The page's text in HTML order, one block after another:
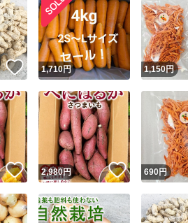
※このバッジは実績に基づく表示であり、
スピード＆安心発送
このユーザ
ます
スピード発送 このユーザ
安心発送 このユー
いいね！
1,710円 1,150円
いいね！
2,980円 いいね！
690円